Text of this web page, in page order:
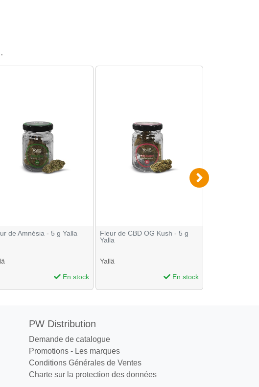
de Amnésia - 5 g Yalla
En stock
Fleur de CBD OG Kush - 5 g
Yalla
Yallä
En stock
PW Distribution
Demande de catalogue
Promotions - Les marques
Conditions Générales de Ventes
Charte sur la protection des données